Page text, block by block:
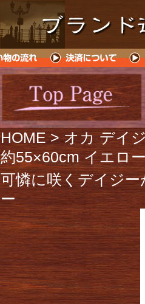
HOME > オカ デイ
約55×60cm イエロ
可憐に咲くデイジ
ー